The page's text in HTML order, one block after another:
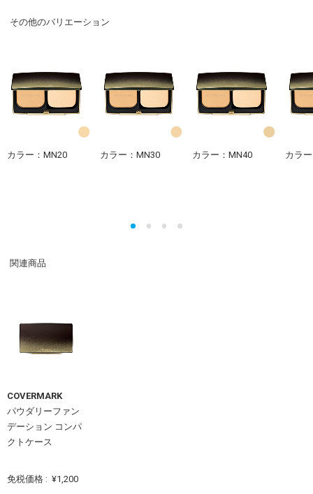
その他のバリエーション
カラー：MN20 カラー：MN30 カラー：MN40 カラ
関連商品
COVERMARK
パウダリーファン
デーション コンパ
クトケース
免税価格 : ¥1,200